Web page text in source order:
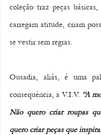
coleção traz peças
carregam atitude, criam
se vestir sem regras.
Ousadia, aliás, é uma
consequência, a V.I.V. “A
Não quero criar roupas
quero criar peças que